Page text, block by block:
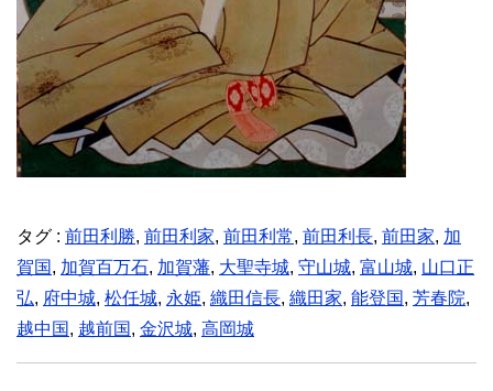
タグ : 前田利勝, 前田利家, 前田利常, 前田利長, 前田家, 加
賀国, 加賀百万石, 加賀藩, 大聖寺城, 守山城, 富山城, 山口正
弘, 府中城, 松任城, 永姫, 織田信長, 織田家, 能登国, 芳春院,
越中国, 越前国, 金沢城, 高岡城